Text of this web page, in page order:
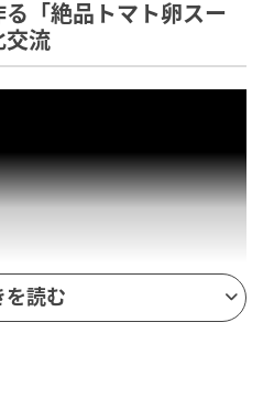
「絶品トマト卵スー
交流
を読む